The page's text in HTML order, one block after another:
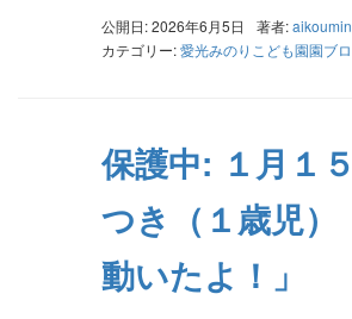
公開日: 2026年6月5日 著者:
カテゴリー:愛光みのりこども園園ブ
保護中: １月１
つき（１歳児）
動いたよ！」